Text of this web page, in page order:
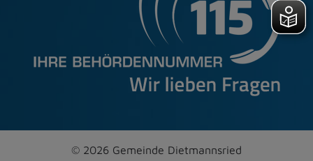
© 2026 Gemeinde Dietmannsried